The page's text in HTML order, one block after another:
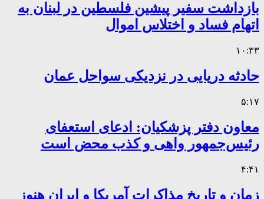
بازداشت سفیر پیشین فلسطین در لبنان به
اتهام فساد و اختلاس اموال
۱۰:۳۳
حادثه دریایی در نزدیکی سواحل عمان
۵:۱۷
معاون دفتر پزشکیان: ادعای استعفای
رئیس‌جمهور واهی و کذب محض است
۴:۴۱
زمان و تاریخ مذاکرات آمریکا و ایران هنوز